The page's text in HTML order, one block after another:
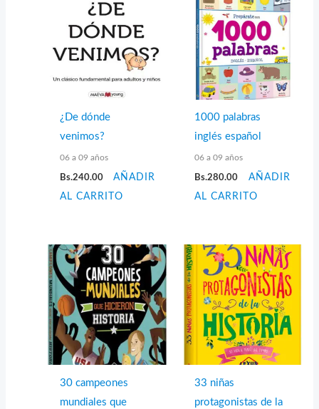
¿De dónde
venimos?
06 a 09 años
Bs.240.00
AÑADIR
AL CARRITO
1000 palabras
inglés español
06 a 09 años
Bs.280.00
AÑADIR
AL CARRITO
30 campeones
mundiales que
33 niñas
protagonistas de la